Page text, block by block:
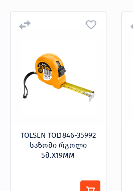
TOLSEN TOL1846-35992
საზომი რგოლი
5მ.X19MM